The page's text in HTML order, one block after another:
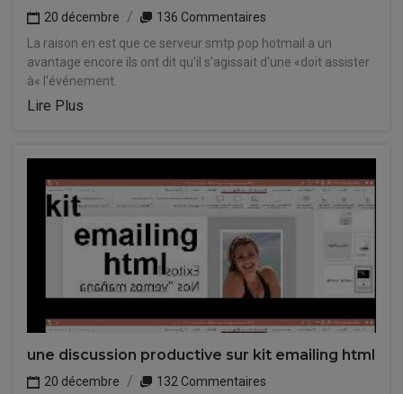
20 décembre
136 Commentaires
La raison en est que ce serveur smtp pop hotmail a un
avantage encore ils ont dit qu'il s'agissait d'une «doit assister
à« l'événement.
Lire Plus
une discussion productive sur kit emailing html
20 décembre
132 Commentaires